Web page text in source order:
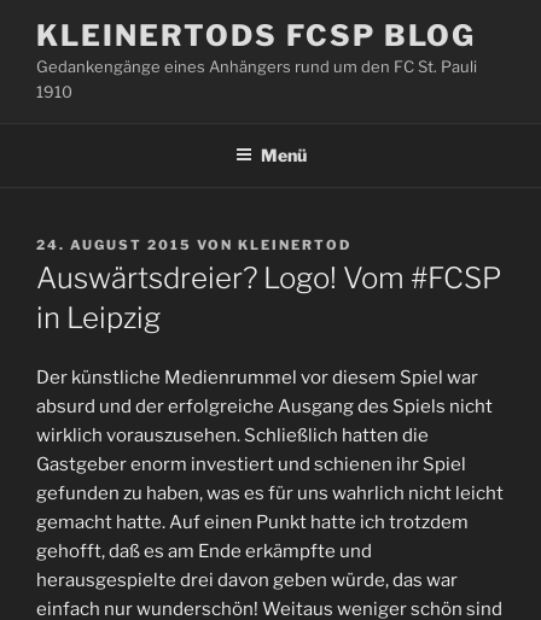
Inhalt
springen
KLEINERTODS FCSP BLOG
Gedankengänge eines Anhängers rund um den FC St. Pauli
1910
Menü
VERÖFFENTLICHT
AM
24. AUGUST 2015 VON KLEINERTOD
Auswärtsdreier? Logo! Vom #FCSP
in Leipzig
Der künstliche Medienrummel vor diesem Spiel war
absurd und der erfolgreiche Ausgang des Spiels nicht
wirklich vorauszusehen. Schließlich hatten die
Gastgeber enorm investiert und schienen ihr Spiel
gefunden zu haben, was es für uns wahrlich nicht leicht
gemacht hatte. Auf einen Punkt hatte ich trotzdem
gehofft, daß es am Ende erkämpfte und
herausgespielte drei davon geben würde, das war
einfach nur wunderschön! Weitaus weniger schön sind